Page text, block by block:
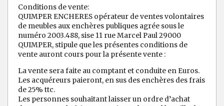
Conditions de vente:
QUIMPER ENCHERES opérateur de ventes volontaires
de meubles aux enchères publiques agrée sous le
numéro 2003.488, sise 11 rue Marcel Paul 29000
QUIMPER, stipule que les présentes conditions de
vente auront cours pour la présente vente :
La vente sera faite au comptant et conduite en Euros.
Les acquéreurs paieront, en sus des enchères des frais
de 25% ttc.
Les personnes souhaitant laisser un ordre d’achat